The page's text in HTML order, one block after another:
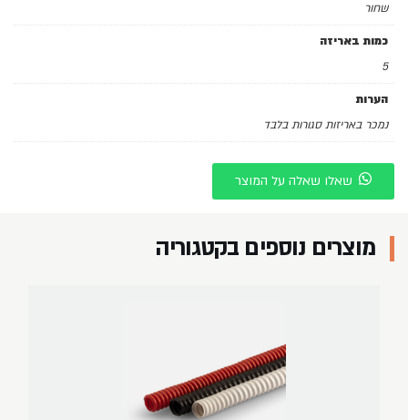
שחור
כמות באריזה
5
הערות
נמכר באריזות סגורות בלבד
שאלו שאלה על המוצר
מוצרים נוספים בקטגוריה